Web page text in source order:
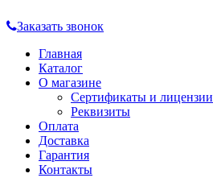
Заказать звонок
Главная
Каталог
О магазине
Сертификаты и лицензии
Реквизиты
Оплата
Доставка
Гарантия
Контакты